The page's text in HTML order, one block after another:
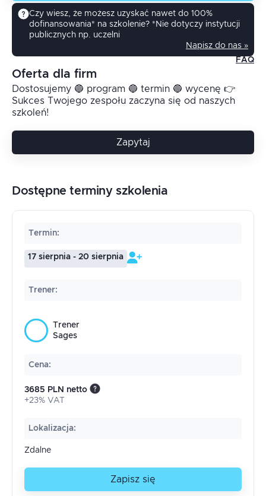
Czy wiesz, że możesz uzyskać nawet do 100%
dofinansowania* na szkolenie? *Nie dotyczy instytucji
publicznych np. uczelni
Napisz do nas »
FAQ
Oferta dla firm
Dostosujemy 🔵 program 🔵 termin 🔵 wycenę 👉
Sukces Twojego zespołu zaczyna się od naszych
szkoleń!
Zapytaj
Dostępne terminy szkolenia
Termin:
17 sierpnia - 20 sierpnia
Trener:
Trener
Sages
Cena:
3685 PLN netto
+23% VAT
Lokalizacja:
Zdalne
Zapisz się